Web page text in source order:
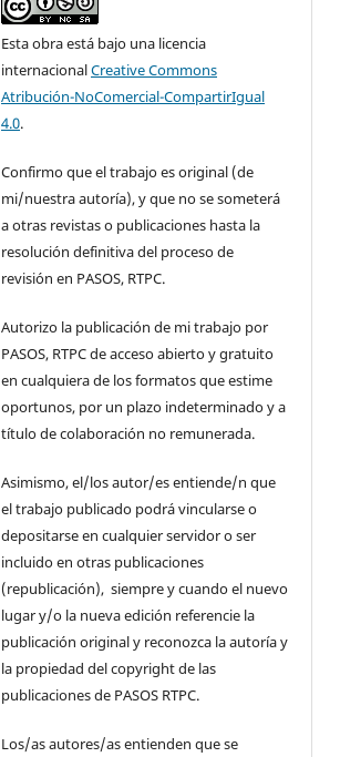
Esta obra está bajo una licencia
internacionalCreative Commons
Atribución-NoComercial-CompartirIgual
4.0.
Confirmo que el trabajo es original (de
mi/nuestra autoría), y que no se someterá
a otras revistas o publicaciones hasta la
resolución definitiva del proceso de
revisión en PASOS, RTPC.
Autorizo la publicación de mi trabajo por
PASOS, RTPC de acceso abierto y gratuito
en cualquiera de los formatos que estime
oportunos, por un plazo indeterminado y a
título de colaboración no remunerada.
Asimismo, el/los autor/es entiende/n que
el trabajo publicado podrá vincularse o
depositarse en cualquier servidor o ser
incluido en otras publicaciones
(republicación), siempre y cuando el nuevo
lugar y/o la nueva edición referencie la
publicación original y reconozca la autoría y
la propiedad del copyright de las
publicaciones de PASOS RTPC.
Los/as autores/as entienden que se